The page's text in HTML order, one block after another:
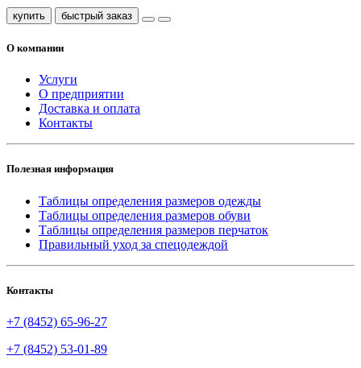
купить быстрый заказ
О компании
Услуги
О предприятии
Доставка и оплата
Контакты
Полезная информация
Таблицы определения размеров одежды
Таблицы определения размеров обуви
Таблицы определения размеров перчаток
Правильный уход за спецодеждой
Контакты
+7 (8452) 65-96-27
+7 (8452) 53-01-89